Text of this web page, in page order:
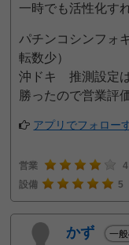
一時でも活性化す
パチンコシンフォ
転数少）
沖ドキ 推測設定は
勝ったので営業評
アプリでフォロー
営業 4
設備
5
かず 一般